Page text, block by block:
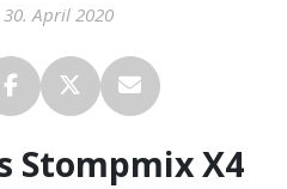
April 2020
Stompmix X4